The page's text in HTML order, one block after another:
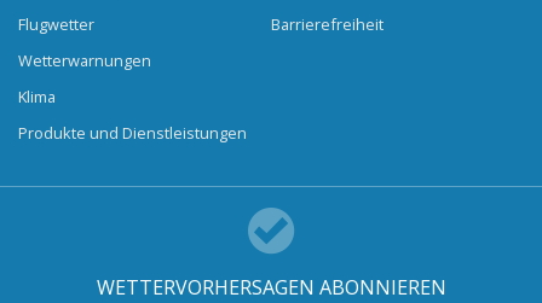
Flugwetter
Wetterwarnungen
Klima
Produkte und Dienstleistungen
Barrierefreiheit
WETTERVORHERSAGEN ABONNIEREN